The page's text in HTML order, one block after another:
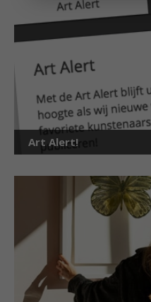
Art Alert!